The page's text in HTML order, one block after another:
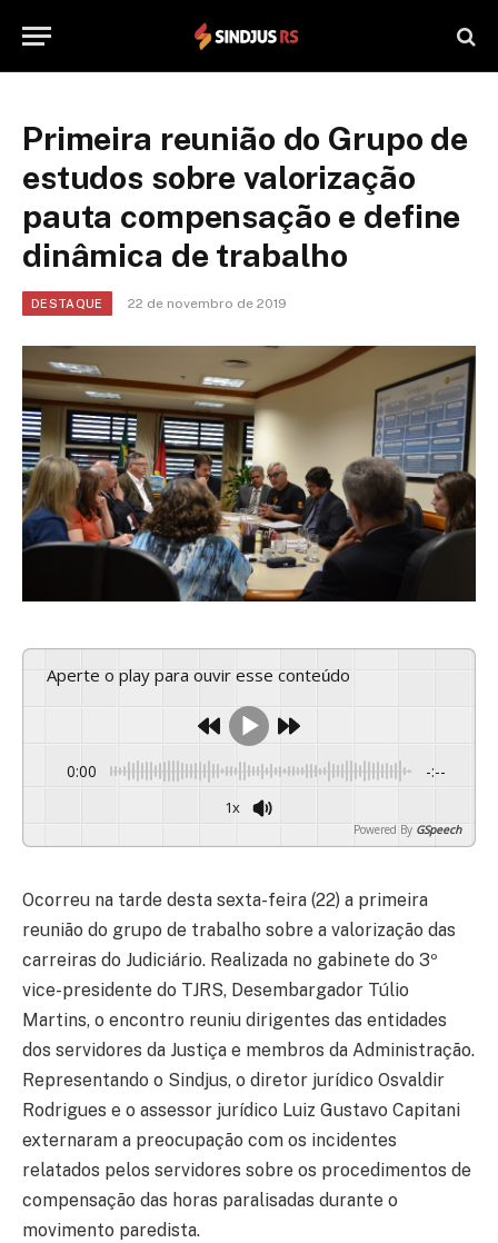
Primeira reunião do Grupo de
estudos sobre valorização
pauta compensação e define
dinâmica de trabalho
DESTAQUE 22 de novembro de 2019
Aperte o play para ouvir esse conteúdo
0:00 -:--
1x
Powered By GSpeech
Ocorreu na tarde desta sexta-feira (22) a primeira
reunião do grupo de trabalho sobre a valorização das
carreiras do Judiciário. Realizada no gabinete do 3º
vice-presidente do TJRS, Desembargador Túlio
Martins, o encontro reuniu dirigentes das entidades
dos servidores da Justiça e membros da Administração.
Representando o Sindjus, o diretor jurídico Osvaldir
Rodrigues e o assessor jurídico Luiz Gustavo Capitani
externaram a preocupação com os incidentes
relatados pelos servidores sobre os procedimentos de
compensação das horas paralisadas durante o
movimento paredista.